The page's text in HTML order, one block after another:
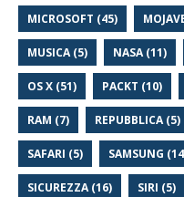
MICROSOFT (45)
MUSICA (5) NASA (11)
OS X (51) PACKT (10)
RAM (7) REPUBBLICA (5)
SAFARI (5) SAMSUNG
SICUREZZA (16) SIRI (5)